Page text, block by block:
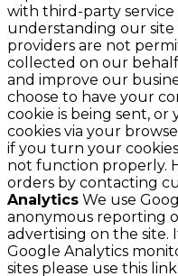
with third-party service
understanding our site
providers are not
collected on our
and improve our
choose to have your
cookie is being sent, or
cookies via your
if you turn your
not function properly.
orders by contacting
Analytics We use
anonymous reporting
advertising on the
Google Analytics
sites please use this link